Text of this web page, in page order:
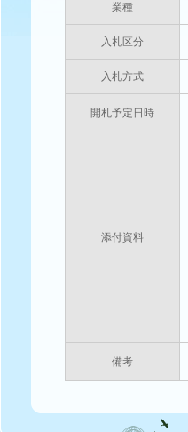
業種
入札区分
入札方式
開札予定日時
添付資料
備考